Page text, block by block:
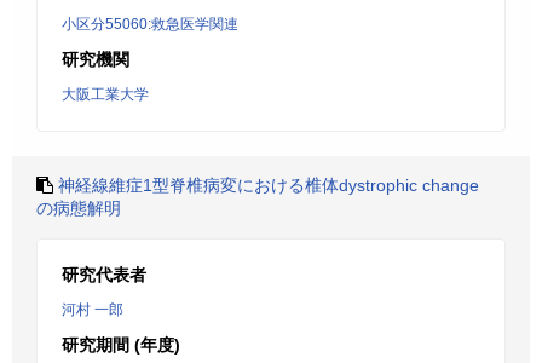
小区分55060:救急医学関連
研究機関
大阪工業大学
神経線維症1型脊椎病変における椎体dystrophic change
の病態解明
研究代表者
河村 一郎
研究期間 (年度)